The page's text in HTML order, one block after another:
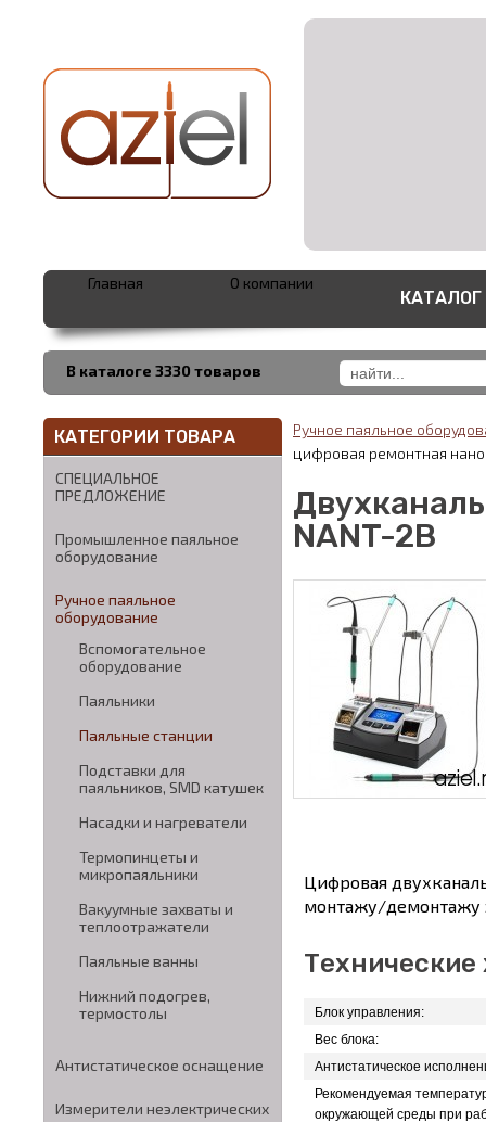
В каталоге 3330 товаров
Главная О компании
КАТАЛОГ
КАТЕГОРИИ ТОВАРА
СПЕЦИАЛЬНОЕ
ПРЕДЛОЖЕНИЕ
Промышленное паяльное
оборудование
Ручное паяльное
оборудование
Вспомогательное
оборудование
Паяльники
Паяльные станции
Подставки для
паяльников, SMD катушек
Насадки и нагреватели
Термопинцеты и
микропаяльники
Вакуумные захваты и
теплоотражатели
Паяльные ванны
Нижний подогрев,
термостолы
Антистатическое оснащение
Измерители неэлектрических
Ручное паяльное
цифровая ремонтная
NANT-2B
Цифровая
монтажу/демонтажу
Технические
Блок управления:
Вес блока:
Антистатическое
Рекомендуемая
окружающей среды при